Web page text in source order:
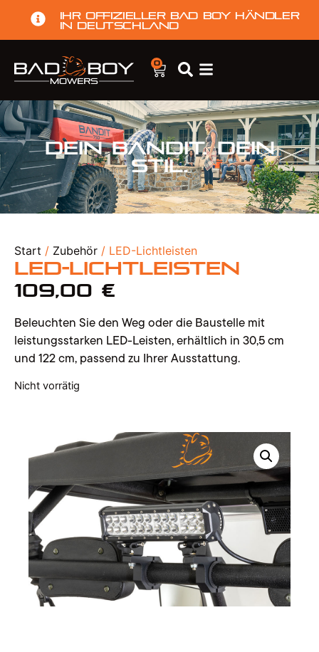
Ihr offizieller Bad Boy Händler
in Deutschland
0
Dein Bandit. Dein
Stil.
Start / Zubehör / LED-Lichtleisten
LED-Lichtleisten
109,00 €
Beleuchten Sie den Weg oder die Baustelle mit
leistungsstarken LED-Leisten, erhältlich in 30,5 cm
und 122 cm, passend zu Ihrer Ausstattung.
Nicht vorrätig